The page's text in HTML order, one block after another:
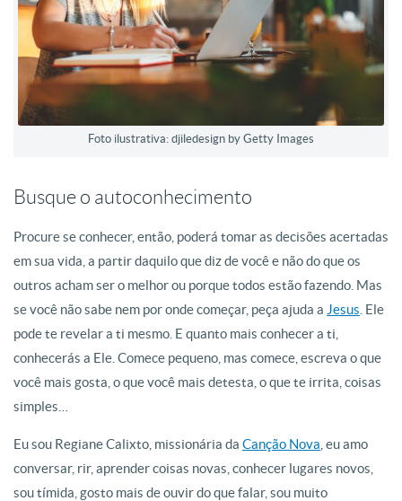
Foto ilustrativa: djiledesign by Getty Images
Busque o autoconhecimento
Procure se conhecer, então, poderá tomar as decisões acertadas
em sua vida, a partir daquilo que diz de você e não do que os
outros acham ser o melhor ou porque todos estão fazendo. Mas
se você não sabe nem por onde começar, peça ajuda a Jesus . Ele
pode te revelar a ti mesmo. E quanto mais conhecer a ti,
conhecerás a Ele. Comece pequeno, mas comece, escreva o que
você mais gosta, o que você mais detesta, o que te irrita, coisas
simples…
Eu sou Regiane Calixto, missionária da Canção Nova , eu amo
conversar, rir, aprender coisas novas, conhecer lugares novos,
sou tímida, gosto mais de ouvir do que falar, sou muito